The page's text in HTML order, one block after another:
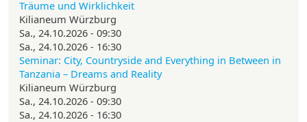
Träume und Wirklichkeit
Kilianeum Würzburg
Sa., 24.10.2026 - 09:30
Sa., 24.10.2026 - 16:30
Seminar: City, Countryside and Everything in Between in
Tanzania – Dreams and Reality
Kilianeum Würzburg
Sa., 24.10.2026 - 09:30
Sa., 24.10.2026 - 16:30